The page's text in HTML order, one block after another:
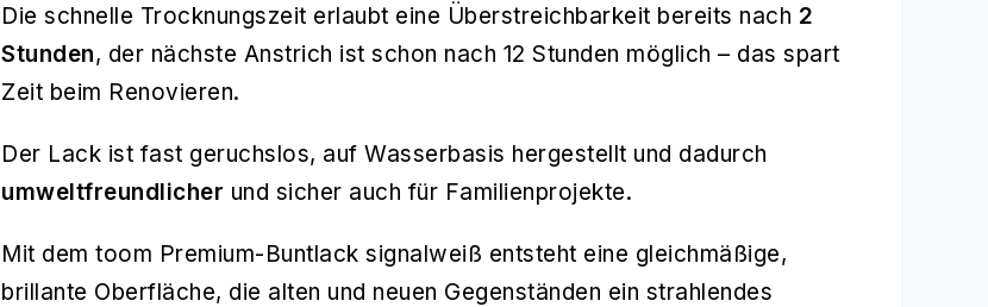
Die schnelle Trocknungszeit erlaubt eine Überstreichbarkeit bereits nach 2
Stunden, der nächste Anstrich ist schon nach 12 Stunden möglich – das spart
Zeit beim Renovieren.
Der Lack ist fast geruchslos, auf Wasserbasis hergestellt und dadurch
umweltfreundlicher und sicher auch für Familienprojekte.
Mit dem toom Premium-Buntlack signalweiß entsteht eine gleichmäßige,
brillante Oberfläche, die alten und neuen Gegenständen ein strahlendes